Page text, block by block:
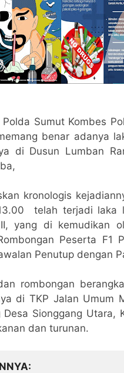
Sumut Kombes
benar adanya
di Dusun Lumban
kronologis
telah terjadi laka
II, yang di kemudikan
Peserta F1
Penutup dengan
rombongan
di TKP Jalan Umum
Desa Sionggang Utara,
dan turunan.